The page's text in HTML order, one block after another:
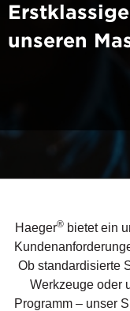
unseren
Haeger® bietet ein
Ob standardisierte
Werkzeuge oder
Programm – unser